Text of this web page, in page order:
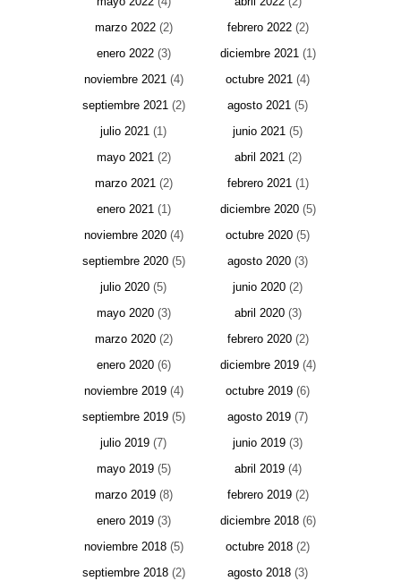
marzo 2022(2) febrero 2022(2)
enero 2022(3) diciembre 2021(1)
noviembre 2021(4) octubre 2021 (4)
septiembre 2021(2) agosto 2021 (5)
julio 2021 (1) junio 2021 (5)
mayo 2021(2) abril 2021(2)
marzo 2021(2) febrero 2021(1)
enero 2021(1) diciembre 2020(5)
noviembre 2020(4) octubre 2020 (5)
septiembre 2020(5) agosto 2020 (3)
julio 2020 (5) junio 2020 (2)
mayo 2020(3) abril 2020(3)
marzo 2020(2) febrero 2020(2)
enero 2020(6) diciembre 2019(4)
noviembre 2019(4) octubre 2019 (6)
septiembre 2019(5) agosto 2019 (7)
julio 2019 (7) junio 2019 (3)
mayo 2019(5) abril 2019(4)
marzo 2019(8) febrero 2019(2)
enero 2019(3) diciembre 2018(6)
noviembre 2018(5) octubre 2018 (2)
septiembre 2018(2) agosto 2018 (3)